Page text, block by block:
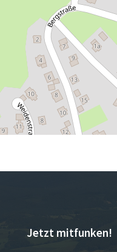
Jetzt mitfunken!